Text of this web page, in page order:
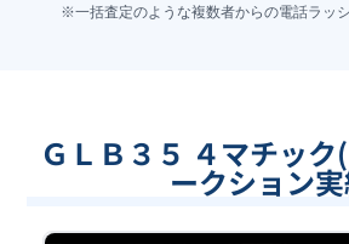
※一括査定のような複数者からの電話ラッ
ＧＬＢ３５ ４マチッ
ークション